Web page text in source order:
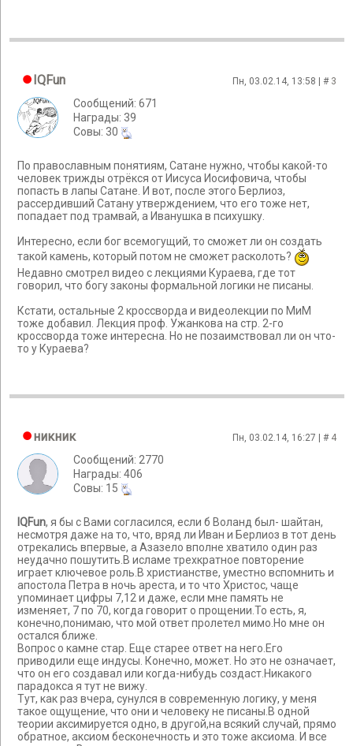
IQFun Пн, 03.02.14, 13:58 | # 3
Сообщений: 671
Награды: 39
Cовы: 30
По православным понятиям, Сатане нужно, чтобы какой-то
человек трижды отрёкся от Иисуса Иосифовича, чтобы
попасть в лапы Сатане. И вот, после этого Берлиоз,
рассердивший Сатану утверждением, что его тоже нет,
попадает под трамвай, а Иванушка в психушку.
Интересно, если бог всемогущий, то сможет ли он создать
такой камень, который потом не сможет расколоть?
Недавно смотрел видео с лекциями Кураева, где тот
говорил, что богу законы формальной логики не писаны.
Кстати, остальные 2 кроссворда и видеолекции по МиМ
тоже добавил. Лекция проф. Ужанкова на стр. 2-го
кроссворда тоже интересна. Но не позаимствовал ли он что-
то у Кураева?
никник Пн, 03.02.14, 16:27 | # 4
Сообщений: 2770
Награды: 406
Cовы: 15
IQFun, я бы с Вами согласился, если б Воланд был- шайтан,
несмотря даже на то, что, вряд ли Иван и Берлиоз в тот день
отрекались впервые, а Азазело вполне хватило один раз
неудачно пошутить.В исламе трехкратное повторение
играет ключевое роль.В христианстве, уместно вспомнить и
апостола Петра в ночь ареста, и то что Христос, чаще
упоминает цифры 7,12 и даже, если мне память не
изменяет, 7 по 70, когда говорит о прощении.То есть, я,
конечно,понимаю, что мой ответ пролетел мимо.Но мне он
остался ближе.
Вопрос о камне стар. Еще старее ответ на него.Его
приводили еще индусы. Конечно, может. Но это не означает,
что он его создавал или когда-нибудь создаст.Никакого
парадокса я тут не вижу.
Тут, как раз вчера, сунулся в современную логику, у меня
такое ощущение, что они и человеку не писаны.В одной
теории аксимируется одно, в другой,на всякий случай, прямо
обратное, аксиом бесконечность и это тоже аксиома. И все